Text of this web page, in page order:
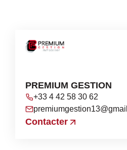
PREMIUM GESTION
+33 4 42 58 30 62
Contacter